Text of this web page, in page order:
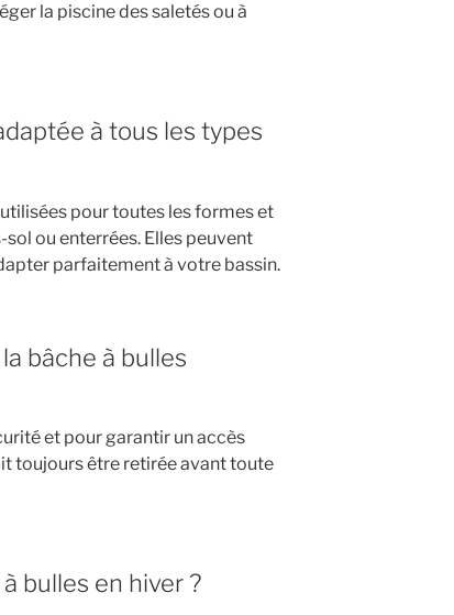
la piscine des saletés ou à
à tous les types
pour toutes les formes et
sol ou enterrées. Elles peuvent
parfaitement à votre bassin.
bâche à bulles
et pour garantir un accès
toujours être retirée avant toute
bulles en hiver ?